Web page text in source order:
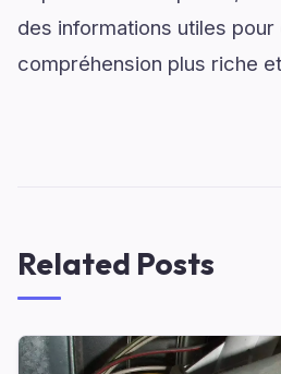
des informations utiles
compréhension plus riche
Related Posts